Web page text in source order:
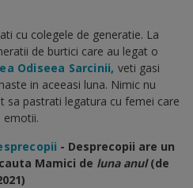
cu colegele de generatie. La
de burtici care au legat o
Odiseea Sarcinii, veti gasi
in aceeasi luna. Nimic nu
pastrati legatura cu femei care
emotii.
- Desprecopii are un
Mamici de luna anul (de